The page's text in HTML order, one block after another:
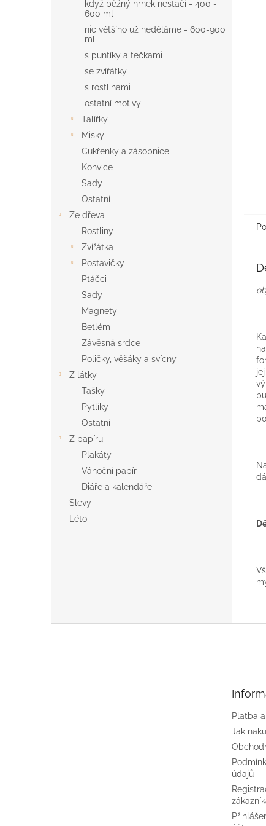
když běžný hrnek nestačí - 400 -
600 ml
nic většího už neděláme - 600-900
ml
s puntíky a tečkami
se zvířátky
s rostlinami
ostatní motivy
Talířky
Misky
Cukřenky a zásobnice
Konvice
Sady
Ostatní
Ze dřeva
Rostliny
Zvířátka
Postavičky
Ptáčci
Sady
Magnety
Betlém
Závěsná srdce
Poličky, věšáky a svícny
Z látky
Tašky
Pytlíky
Ostatní
Z papíru
Plakáty
Vánoční papír
Diáře a kalendáře
Slevy
Léto
Platba
Jak
údajů